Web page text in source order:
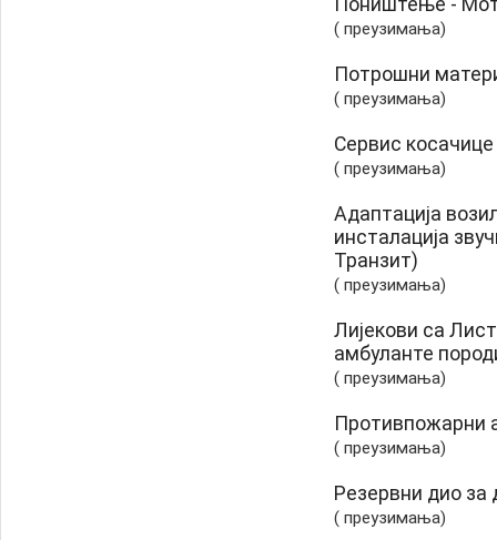
( преузимања)
Потрошни
( преузимања)
Сервис косачице
( преузимања)
Адаптација
инсталација
Транзит)
( преузимања)
Лијекови са
амбуланте
( преузимања)
Противпожарни
( преузимања)
Резервни дио за
( преузимања)